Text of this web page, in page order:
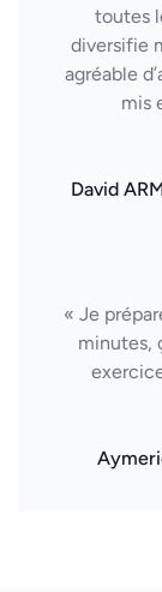
toutes
diversifie
agréable
mis
David
« Je
minutes,